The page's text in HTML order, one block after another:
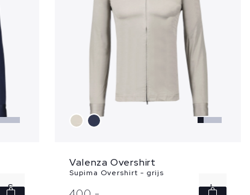
S
Valenza Overshirt
Supima Overshirt - grijs
L